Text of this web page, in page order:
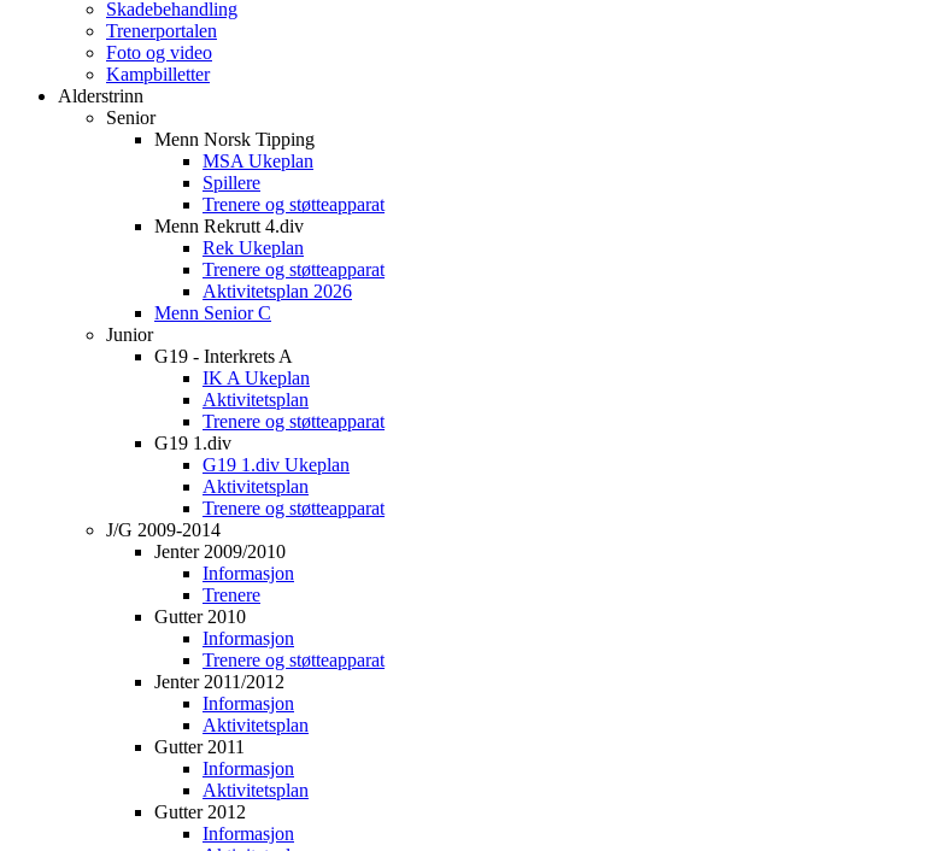
Skadebehandling
Trenerportalen
Foto og video
Kampbilletter
Alderstrinn
Senior
Menn Norsk Tipping
MSA Ukeplan
Spillere
Trenere og støtteapparat
Menn Rekrutt 4.div
Rek Ukeplan
Trenere og støtteapparat
Aktivitetsplan 2026
Menn Senior C
Junior
G19 - Interkrets A
IK A Ukeplan
Aktivitetsplan
Trenere og støtteapparat
G19 1.div
G19 1.div Ukeplan
Aktivitetsplan
Trenere og støtteapparat
J/G 2009-2014
Jenter 2009/2010
Informasjon
Trenere
Gutter 2010
Informasjon
Trenere og støtteapparat
Jenter 2011/2012
Informasjon
Aktivitetsplan
Gutter 2011
Informasjon
Aktivitetsplan
Gutter 2012
Informasjon